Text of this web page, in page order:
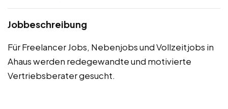
Jobbeschreibung
Für Freelancer Jobs, Nebenjobs und Vollzeitjobs in
Ahaus werden redegewandte und motivierte
Vertriebsberater gesucht.